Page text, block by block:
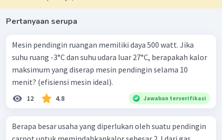
Pertanyaan serupa
Mesin pendingin ruangan memiliki daya 500 watt. Jika
suhu ruang -3°C dan suhu udara luar 27°C, berapakah kalor
maksimum yang diserap mesin pendingin selama 10
menit? (efisiensi mesin ideal).
12 4.8 Jawaban terverifikasi
Berapa besar usaha yang diperlukan oleh suatu pendingin